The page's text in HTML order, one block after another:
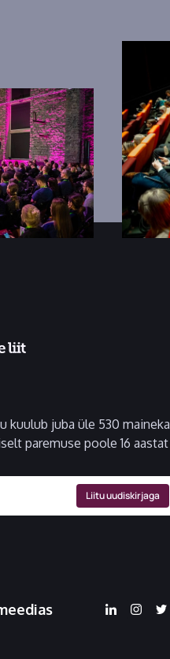
kuulub juba üle 530 maineka
paremuse poole 16 aastat